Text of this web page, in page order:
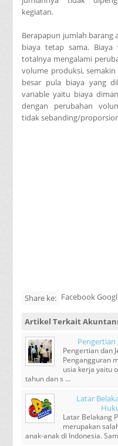
kegiatan.
Berapapun jumlah barang
biaya tetap sama.
totalnya mengalami
volume produksi,
besar pula biaya yang
variable yaitu biaya
dengan perubahan
tidak sebanding/
Share ke: Facebook
Artikel Terkait
Pengertian
Pengertian dan
Pengangguran
usia kerja yaitu
tahun dan s ...
Latar
Latar Belakang
merupakan
anak-anak di Indonesia.